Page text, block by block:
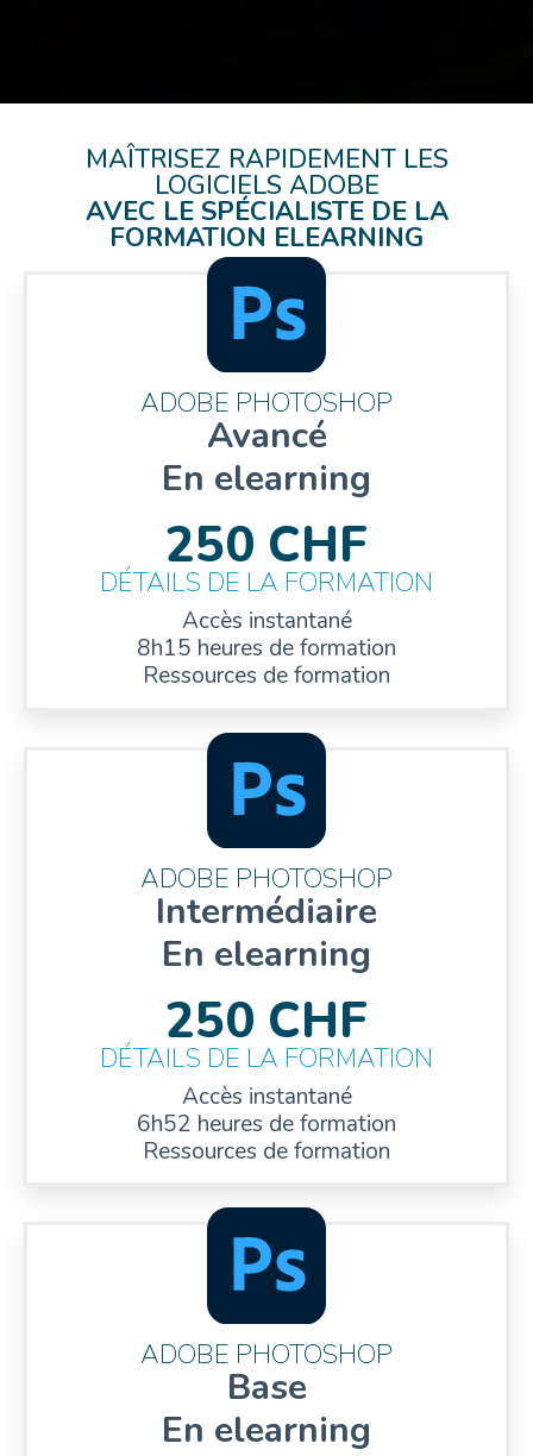
MAÎTRISEZ RAPIDEMENT LES
LOGICIELS ADOBE
AVEC LE SPÉCIALISTE DE LA
FORMATION ELEARNING
ADOBE PHOTOSHOP
Avancé
En elearning
250 CHF
DÉTAILS DE LA FORMATION
Accès instantané
8h15 heures de formation
Ressources de formation
ADOBE PHOTOSHOP
Intermédiaire
En elearning
250 CHF
DÉTAILS DE LA FORMATION
Accès instantané
6h52 heures de formation
Ressources de formation
ADOBE PHOTOSHOP
Base
En elearning